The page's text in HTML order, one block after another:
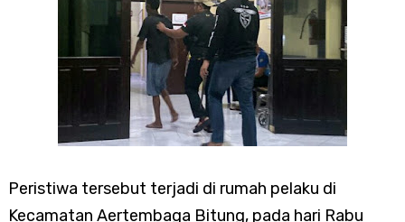
Peristiwa tersebut terjadi di rumah pelaku di
Kecamatan Aertembaga Bitung, pada hari Rabu